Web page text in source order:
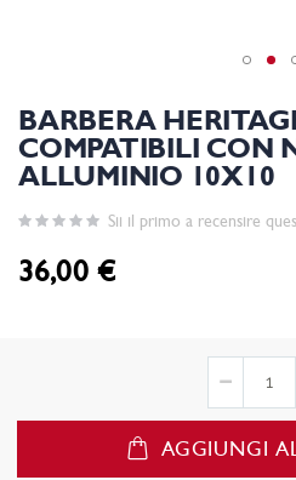
BARBERA
COMPATIBILI CON
ALLUMINIO 10X10
Sii il primo a recensire
36,00 €
AGGIUNGI